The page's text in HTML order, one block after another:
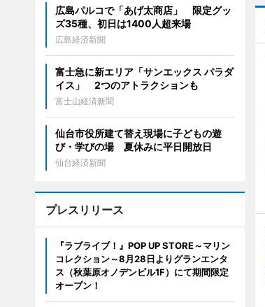
広島パルコで「あげ太商店」 限定グッ
ズ35種、初日は1400人超来場
広島経済新聞
富士急に新エリア「サンエックス パラダ
イス」 2つのアトラクションも
富士山経済新聞
仙台市役所建て替え現場に子どもの遊
び・学びの場 夏休みに平日開放日
仙台経済新聞
プレスリリース
『ラブライブ！』POP UP STORE～マリン
コレクション～8月28日よりグランエンタ
ス（秋葉原オノデンビル1F）にて期間限定
オープン！